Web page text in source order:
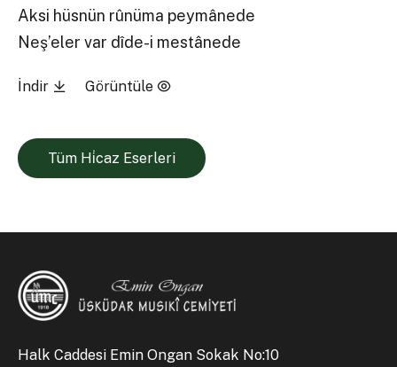
Aksi hüsnün rûnüma peymânede
Neş’eler var dîde-i mestânede
İndir Görüntüle
Tüm Hi̇caz Eserleri
Halk Caddesi Emin Ongan Sokak No:10